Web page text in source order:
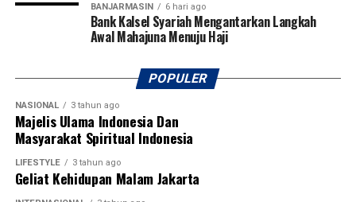
BANJARMASIN 6 hari ago
Bank Kalsel Syariah Mengantarkan Langkah
Awal Mahajuna Menuju Haji
POPULER
NASIONAL 3 tahun ago
Majelis Ulama Indonesia Dan
Masyarakat Spiritual Indonesia
LIFESTYLE 3 tahun ago
Geliat Kehidupan Malam Jakarta